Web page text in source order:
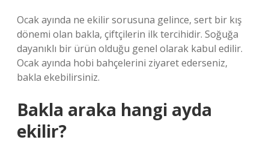
Ocak ayında ne ekilir sorusuna gelince, sert bir kış
dönemi olan bakla, çiftçilerin ilk tercihidir. Soğuğa
dayanıklı bir ürün olduğu genel olarak kabul edilir.
Ocak ayında hobi bahçelerini ziyaret ederseniz,
bakla ekebilirsiniz.
Bakla araka hangi ayda
ekilir?